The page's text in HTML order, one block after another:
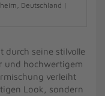
Deutschland |
durch seine stilvolle
und hochwertigem
verleiht
Look, sondern